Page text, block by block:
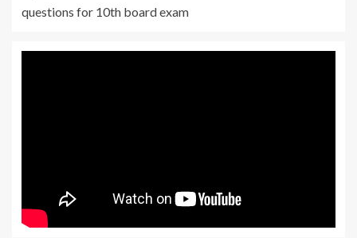
questions for 10th board exam